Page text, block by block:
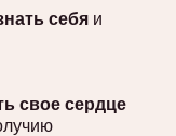
себя и
свое сердце